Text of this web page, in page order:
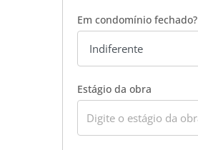
Em condomínio fechado?
Estágio da obra